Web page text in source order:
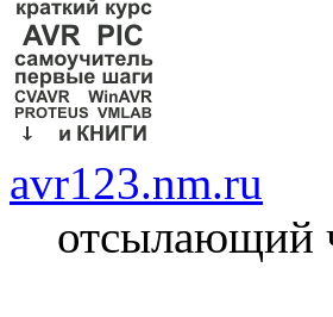
avr123.nm.ru
отсылающий